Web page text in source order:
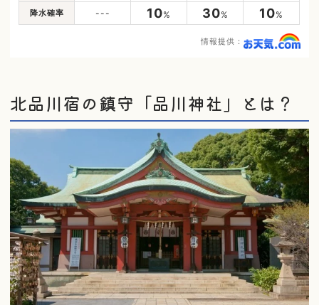
降水確率 --- 10% 30% 10%
情報提供：
北品川宿の鎮守「品川神社」とは？